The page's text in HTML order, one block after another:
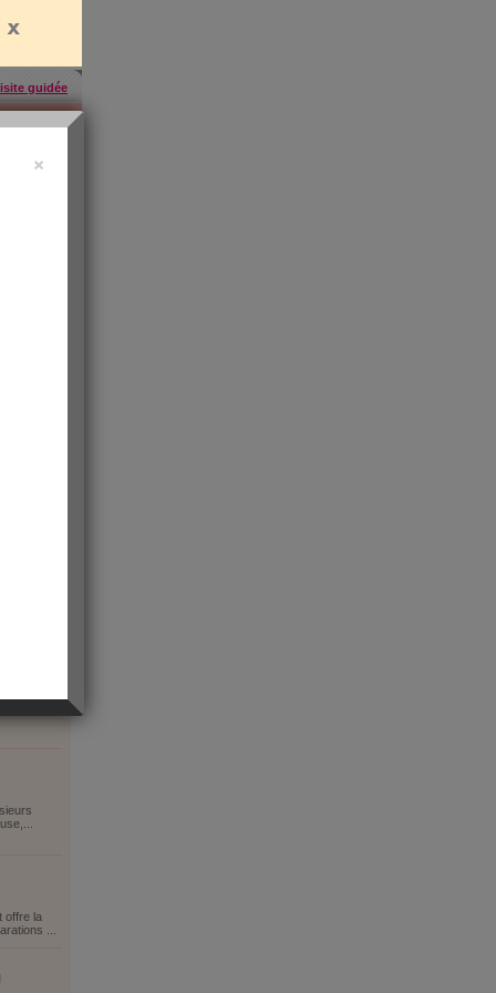
guidée
offre la
...
×